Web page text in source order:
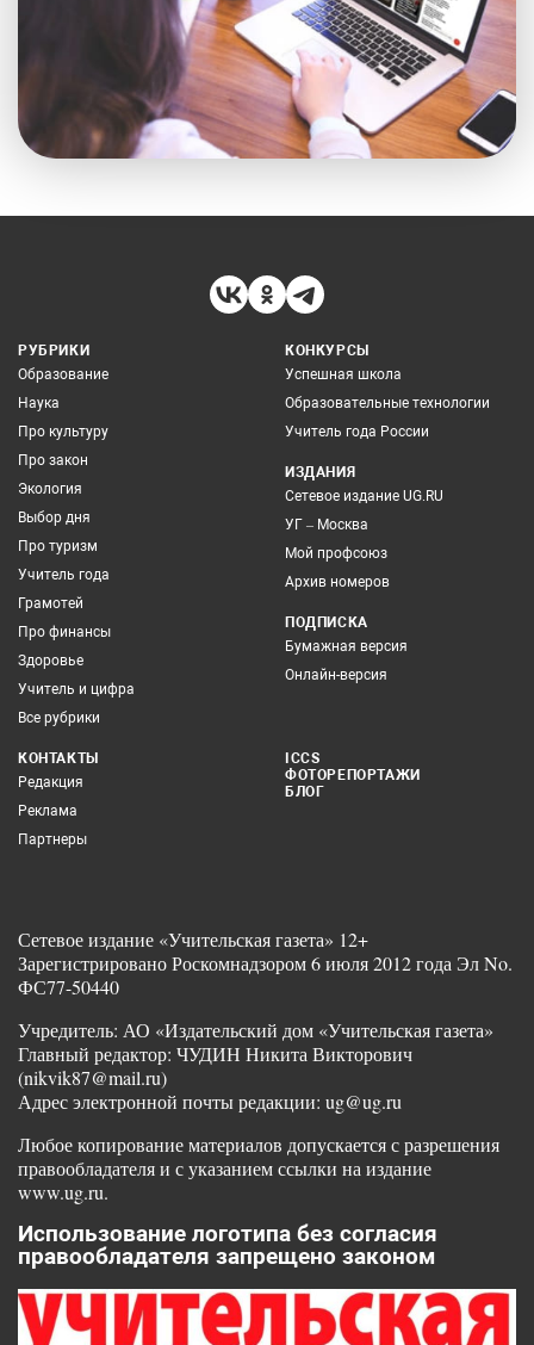
РУБРИКИ
Образование
Наука
Про культуру
Про закон
Экология
Выбор дня
Про туризм
Учитель года
Грамотей
Про финансы
Здоровье
Учитель и цифра
Все рубрики
КОНКУРСЫ
Успешная школа
Образовательные технологии
Учитель года России
ИЗДАНИЯ
Сетевое издание UG.RU
УГ – Москва
Мой профсоюз
Архив номеров
ПОДПИСКА
Бумажная версия
Онлайн-версия
КОНТАКТЫ
Редакция
Реклама
Партнеры
ICCS
ФОТОРЕПОРТАЖИ
БЛОГ
Сетевое издание «Учительская газета» 12+
Зарегистрировано Роскомнадзором 6 июля 2012 года Эл No.
ФС77-50440
Учредитель: АО «Издательский дом «Учительская газета»
Главный редактор: ЧУДИН Никита Викторович
(nikvik87@mail.ru)
Адрес электронной почты редакции: ug@ug.ru
Любое копирование материалов допускается с разрешения
правообладателя и с указанием ссылки на издание
www.ug.ru.
Использование логотипа без согласия
правообладателя запрещено законом